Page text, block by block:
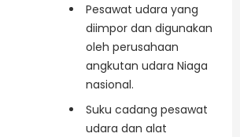
Pesawat udara yang
diimpor dan digunakan
oleh perusahaan
angkutan udara Niaga
nasional.
Suku cadang pesawat
udara dan alat